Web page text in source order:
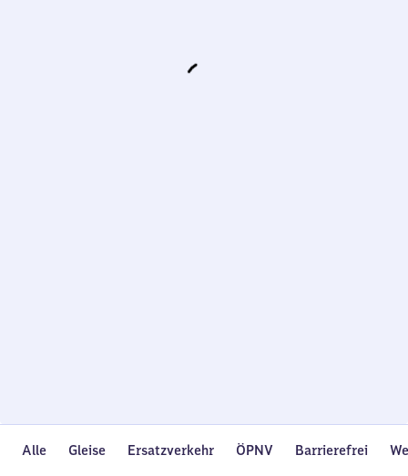
Alle Gleise Ersatzverkehr ÖPNV Barrierefrei